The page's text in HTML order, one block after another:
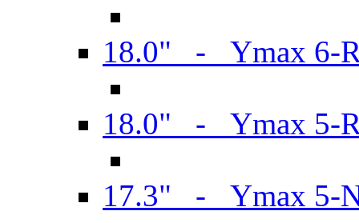
18.0" - Ymax 6-
18.0" - Ymax 5-
17.3" - Ymax 5-